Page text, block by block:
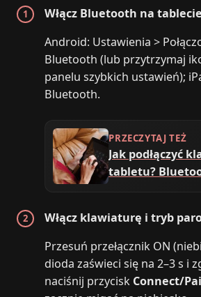
Włącz Bluetooth na
Android: Ustawienia >
Bluetooth (lub przytrzymaj
panelu szybkich ustawień);
Bluetooth.
PRZECZYTAJ TEŻ
Jak podłączyć
tabletu?
Włącz klawiaturę i tryb
Przesuń przełącznik ON
dioda zaświeci się na 2–3 s i
naciśnij przycisk Connect/